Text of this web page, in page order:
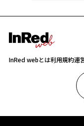
InRed webとは利用規約運